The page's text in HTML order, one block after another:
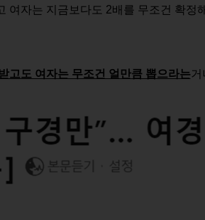
자는 지금보다도 2배를 무조건 확정
고도 여자는 무조건 얼만큼 뽑으라는